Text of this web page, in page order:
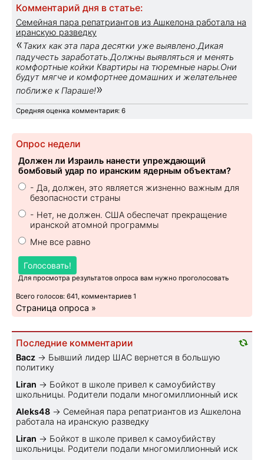
Комментарий дня в статье:
Семейная пара репатриантов из Ашкелона работала на
иранскую разведку
«Таких как эта пара десятки уже выявлено.Дикая
падучесть заработать.Должны выявляться и менять
комфортные койки Квартиры на тюремные нары.Они
будут мягче и комфортнее домашних и желательнее
поближе к Параше!»
Средняя оценка комментария: 6
Опрос недели
Должен ли Израиль нанести упреждающий
бомбовый удар по иранским ядерным объектам?
- Да, должен, это является жизненно важным для
безопасности страны
- Нет, не должен. США обеспечат прекращение
иранской атомной программы
Мне все равно
Голосовать!
Для просмотра результатов опроса вам нужно проголосовать
Всего голосов: 641, комментариев 1
Страница опроса »
Последние комментарии
Bacz → Бывший лидер ШАС вернется в большую
политику
Liran → Бойкот в школе привел к самоубийству
школьницы. Родители подали многомиллионный иск
Aleks48 → Семейная пара репатриантов из Ашкелона
работала на иранскую разведку
Liran → Бойкот в школе привел к самоубийству
школьницы. Родители подали многомиллионный иск